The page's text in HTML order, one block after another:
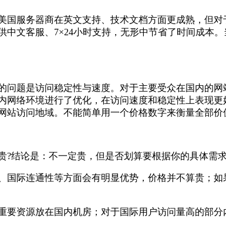
务器商在英文支持、技术文档方面更成熟，但
文客服、7×24小时支持，无形中节省了时间成本
是访问稳定性与速度。对于主要受众在国内的
络环境进行了优化，在访问速度和稳定性上表现
访问地域。不能简单用一个价格数字来衡量全部价
论是：不一定贵，但是否划算要根据你的具体需求
连通性等方面会有明显优势，价格并不算贵；
源放在国内机房；对于国际用户访问量高的部